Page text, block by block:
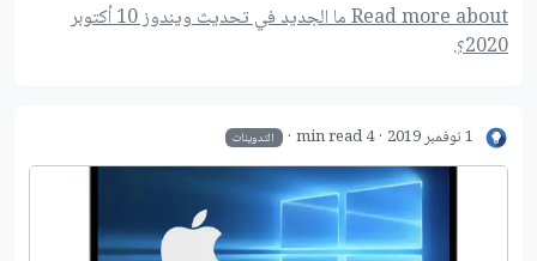
الكبيرة الأخرى كما عودتنا مايكروسوفت مع كل تحديث رئيسي
لويندوز 10.
Read more about ما الجديد في تحديث ويندوز 10 أكتوبر
2020؟.
1 نوفمبر 2019 4 min read التدوينات